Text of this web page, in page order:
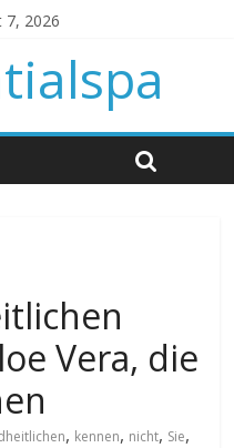
7, 2026
Vera, die
, kennen, nicht, Sie,